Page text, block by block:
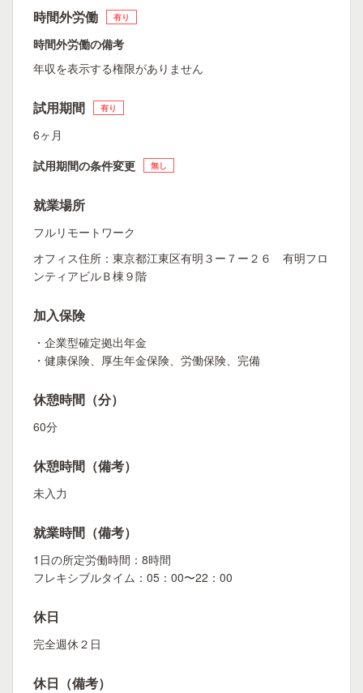
時間外労働 有り
時間外労働の備考
年収を表示する権限がありません
試用期間 有り
6ヶ月
試用期間の条件変更
無し
就業場所
フルリモートワーク
オフィス住所：東京都江東区有明３ー７ー２６ 有明フロ
ンティアビルＢ棟９階
加入保険
・企業型確定拠出年金
・健康保険、厚生年金保険、労働保険、完備
休憩時間（分）
60分
休憩時間（備考）
未入力
就業時間（備考）
1日の所定労働時間：8時間
フレキシブルタイム：05：00〜22：00
休日
完全週休２日
休日（備考）